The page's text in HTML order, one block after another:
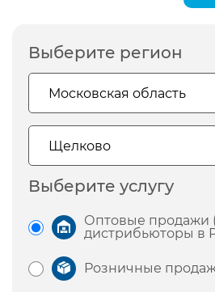
Выберите регион
Выберите услугу
Оптовые продажи
дистрибьюторы в
Розничные